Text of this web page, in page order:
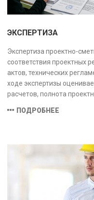
ЭКСПЕРТИЗА
Экспертиза проектно-
соответствия проектных
актов, технических
ходе экспертизы
расчетов, полнота
предотвратить ошибки на
ПОДРОБНЕЕ